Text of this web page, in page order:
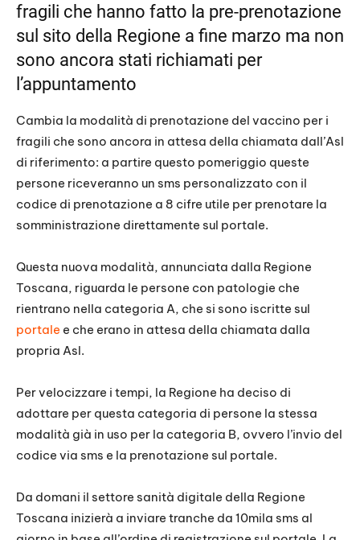
EMBED
fragili che hanno fatto la pre-prenotazione
sul sito della Regione a fine marzo ma non
sono ancora stati richiamati per
l’appuntamento
Cambia la modalità di prenotazione del vaccino per i
fragili che sono ancora in attesa della chiamata dall’Asl
di riferimento: a partire questo pomeriggio queste
persone riceveranno un sms personalizzato con il
codice di prenotazione a 8 cifre utile per prenotare la
somministrazione direttamente sul portale.
Questa nuova modalità, annunciata dalla Regione
Toscana, riguarda le persone con patologie che
rientrano nella categoria A, che si sono iscritte sul
portale e che erano in attesa della chiamata dalla
propria Asl.
Per velocizzare i tempi, la Regione ha deciso di
adottare per questa categoria di persone la stessa
modalità già in uso per la categoria B, ovvero l’invio del
codice via sms e la prenotazione sul portale.
Da domani il settore sanità digitale della Regione
Toscana inizierà a inviare tranche da 10mila sms al